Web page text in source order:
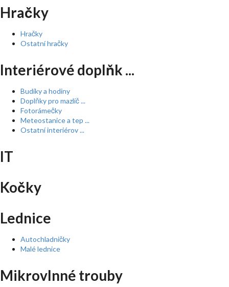
Hračky
Hračky
Ostatní hračky
Interiérové doplňk ...
Budíky a hodiny
Doplňky pro mazlíč ...
Fotorámečky
Meteostanice a tep ...
Ostatní interiérov ...
IT
Kočky
Lednice
Autochladničky
Malé lednice
Mikrovlnné trouby